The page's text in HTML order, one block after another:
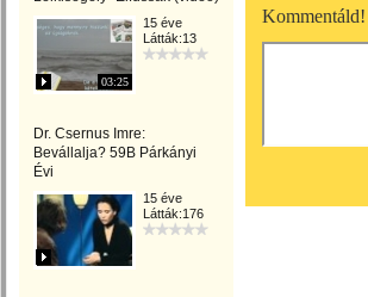
03:25
15 éve
Látták:13
Dr. Csernus Imre:
Bevállalja? 59B Párkányi
Évi
15 éve
Látták:176
Kommentáld!